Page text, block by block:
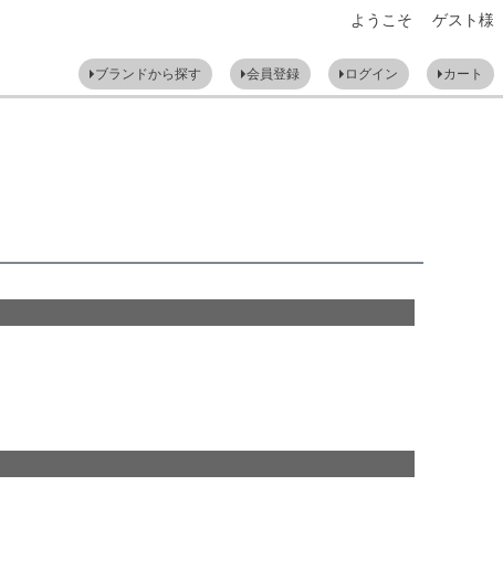
ようこそ ゲスト様
ブランドから探す 会員登録 ログイン カート